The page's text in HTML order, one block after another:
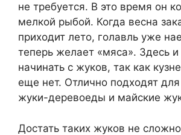
не требуется. В это время он
мелкой рыбой. Когда весна
приходит лето, голавль уже
теперь желает «мяса». Здесь
начинать с жуков, так как
еще нет. Отлично подходят
жуки-деревоеды и майские
Достать таких жуков не